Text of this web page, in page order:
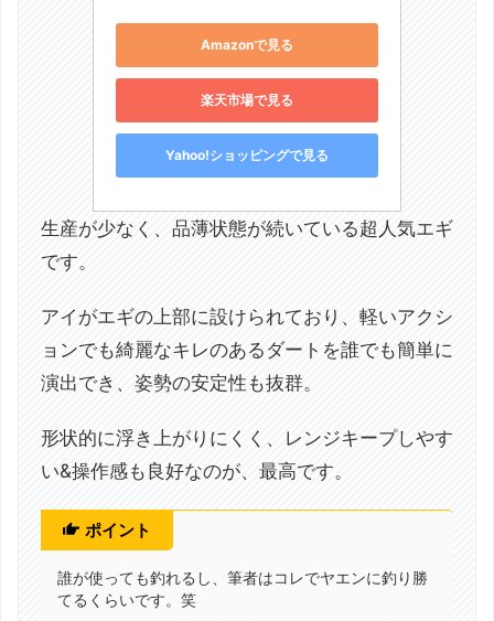
Amazonで見る
楽天市場で見る
Yahoo!ショッピングで見る
生産が少なく、品薄状態が続いている超人気エギ
です。
アイがエギの上部に設けられており、軽いアクシ
ョンでも綺麗なキレのあるダートを誰でも簡単に
演出でき、姿勢の安定性も抜群。
形状的に浮き上がりにくく、レンジキープしやす
い&操作感も良好なのが、最高です。
ポイント
誰が使っても釣れるし、筆者はコレでヤエンに釣り勝
てるくらいです。笑